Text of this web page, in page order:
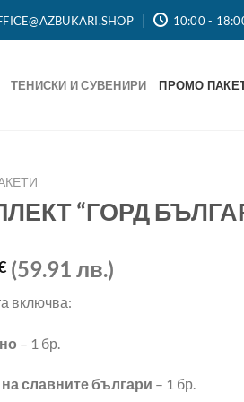
10:00 -
ТЕНИСКИ И СУВЕНИРИ ПРОМО
“ГОРД
(59.91 лв.)
включва:
– 1 бр.
славните българи – 1 бр.